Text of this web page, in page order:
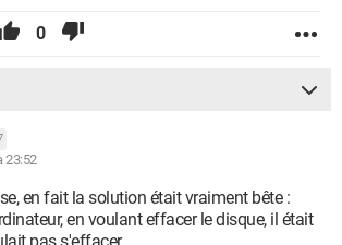
0
23:52
en fait la solution était vraiment bête :
en voulant effacer le disque, il était